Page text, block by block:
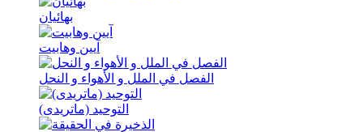
بهائیان
آیین وهابیت
الفصل في الملل و الأهواء و النحل
التوحید (ماتریدی)